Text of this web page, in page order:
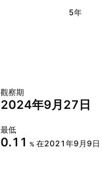
5年
觀察期
2024年9月27日
最低
0.11 % 在2021年9月9日